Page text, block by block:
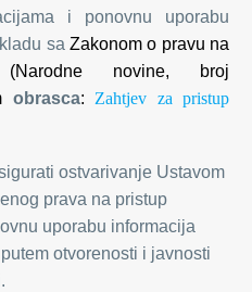
i ponovnu uporabu
sa Zakonom o pravu na
(Narodne novine, broj
obrasca: Zahtjev za pristup
ostvarivanje Ustavom
prava na pristup
uporabu informacija
otvorenosti i javnosti